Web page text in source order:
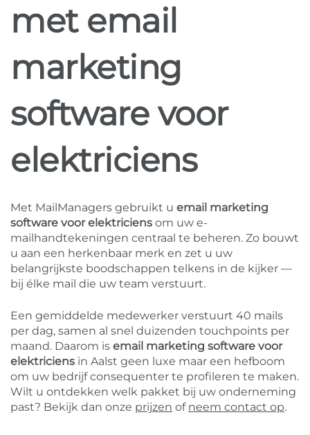
met email
marketing
software voor
elektriciens
Met MailManagers gebruikt u email marketing
software voor elektriciens om uw e-
mailhandtekeningen centraal te beheren. Zo bouwt
u aan een herkenbaar merk en zet u uw
belangrijkste boodschappen telkens in de kijker —
bij élke mail die uw team verstuurt.
Een gemiddelde medewerker verstuurt 40 mails
per dag, samen al snel duizenden touchpoints per
maand. Daarom is email marketing software voor
elektriciens in Aalst geen luxe maar een hefboom
om uw bedrijf consequenter te profileren te maken.
Wilt u ontdekken welk pakket bij uw onderneming
past? Bekijk dan onze prijzen of neem contact op.